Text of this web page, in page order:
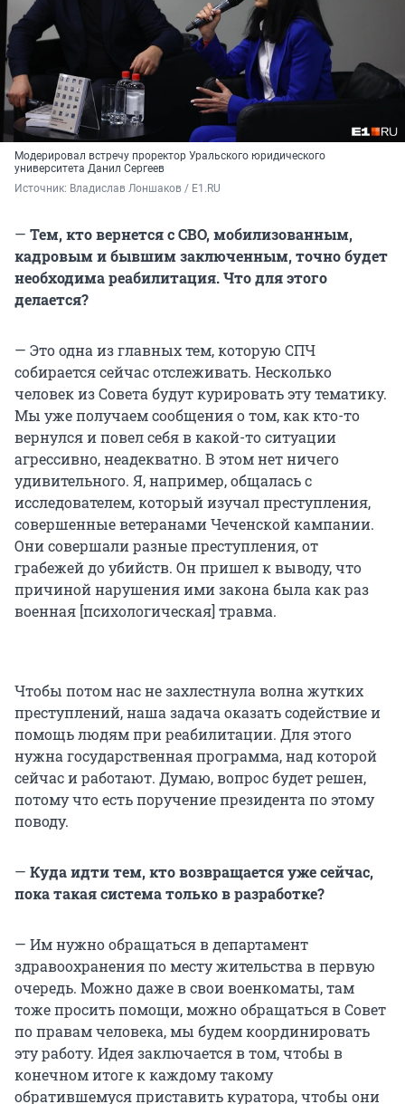
Модерировал встречу проректор Уральского юридического
университета Данил Сергеев
Источник: Владислав Лоншаков / E1.RU
— Тем, кто вернется с СВО, мобилизованным,
кадровым и бывшим заключенным, точно будет
необходима реабилитация. Что для этого
делается?
— Это одна из главных тем, которую СПЧ
собирается сейчас отслеживать. Несколько
человек из Совета будут курировать эту тематику.
Мы уже получаем сообщения о том, как кто-то
вернулся и повел себя в какой-то ситуации
агрессивно, неадекватно. В этом нет ничего
удивительного. Я, например, общалась с
исследователем, который изучал преступления,
совершенные ветеранами Чеченской кампании.
Они совершали разные преступления, от
грабежей до убийств. Он пришел к выводу, что
причиной нарушения ими закона была как раз
военная [психологическая] травма.
Чтобы потом нас не захлестнула волна жутких
преступлений, наша задача оказать содействие и
помощь людям при реабилитации. Для этого
нужна государственная программа, над которой
сейчас и работают. Думаю, вопрос будет решен,
потому что есть поручение президента по этому
поводу.
— Куда идти тем, кто возвращается уже сейчас,
пока такая система только в разработке?
— Им нужно обращаться в департамент
здравоохранения по месту жительства в первую
очередь. Можно даже в свои военкоматы, там
тоже просить помощи, можно обращаться в Совет
по правам человека, мы будем координировать
эту работу. Идея заключается в том, чтобы в
конечном итоге к каждому такому
обратившемуся приставить куратора, чтобы они